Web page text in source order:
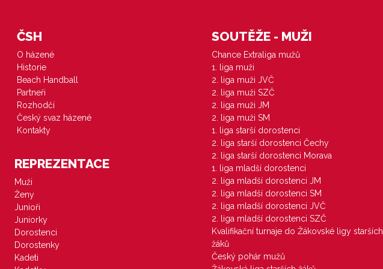
ČSH
O házené
Historie
Beach Handball
Partneři
Rozhodčí
Český svaz házené
Kontakty
REPREZENTACE
Muži
Ženy
Junioři
Juniorky
Dorostenci
Dorostenky
Kadeti
SOUTĚŽE - MUŽI
Chance Extraliga mužů
1. liga muži
2. liga muži JVČ
2. liga muži SZČ
2. liga muži JM
2. liga muži SM
1. liga starší dorostenci
2. liga starší dorostenci Čechy
2. liga starší dorostenci Morava
1. liga mladší dorostenci
2. liga mladší dorostenci JM
2. liga mladší dorostenci SM
2. liga mladší dorostenci JVČ
2. liga mladší dorostenci SZČ
Kvalifikační turnaje do Žákovské ligy starších
žáků
Český pohár mužů